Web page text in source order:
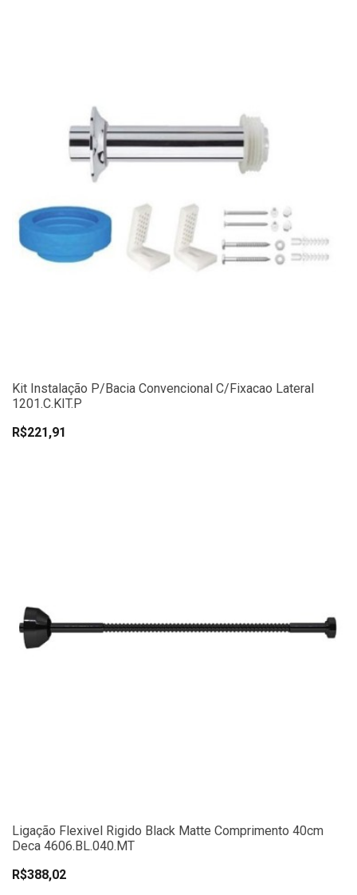
Kit Instalação P/Bacia Convencional C/Fixacao Lateral
1201.C.KIT.P
R$221,91
Ligação Flexivel Rigido Black Matte Comprimento 40cm
Deca 4606.BL.040.MT
R$388,02